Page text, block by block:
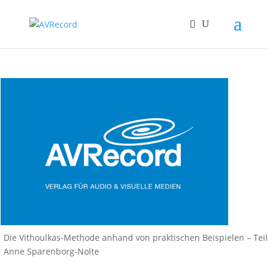
Die Vithoulkas-Methode anhand von praktischen Beispielen – Teil
Anne Sparenborg-Nolte